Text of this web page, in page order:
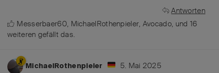
Antworten
Messerbaer60, MichaelRothenpieler, Avocado, und 16
weiteren gefällt das.
MichaelRothenpieler 5. Mai 2025